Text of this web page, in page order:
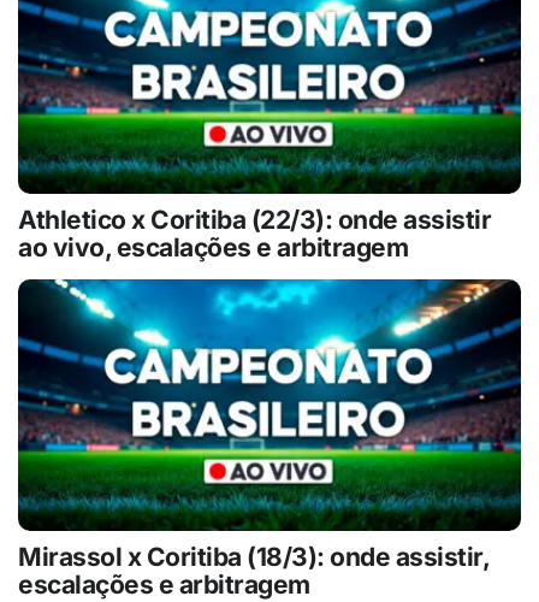
Athletico x Coritiba (22/3): onde assistir
ao vivo, escalações e arbitragem
Mirassol x Coritiba (18/3): onde assistir,
escalações e arbitragem